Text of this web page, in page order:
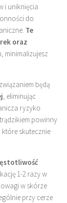
i uniknięcia
do
Te
oraz
minimalizujesz
będą
, eliminując
ryzyko
powinny
skutecznie
1-2 razy w
w skórze
przy cerze